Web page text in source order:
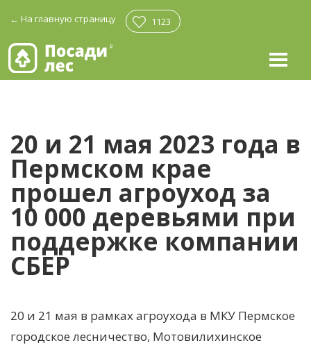
← На главную страницу 1123
20 и 21 мая 2023 года в
Пермском крае
прошел агроуход за
10 000 деревьями при
поддержке компании
СБЕР
20 и 21 мая в рамках агроухода в МКУ Пермское
городское лесничество, Мотовилихинское